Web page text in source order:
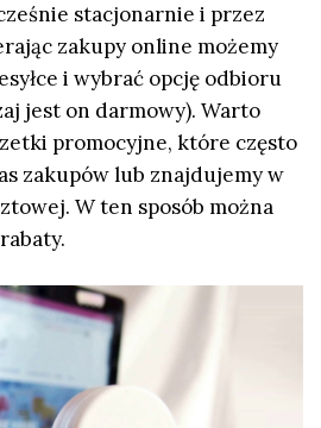
stacjonarnie i przez
zakupy online możemy
i wybrać opcję odbioru
jest on darmowy). Warto
promocyjne, które często
zakupów lub znajdujemy w
W ten sposób można